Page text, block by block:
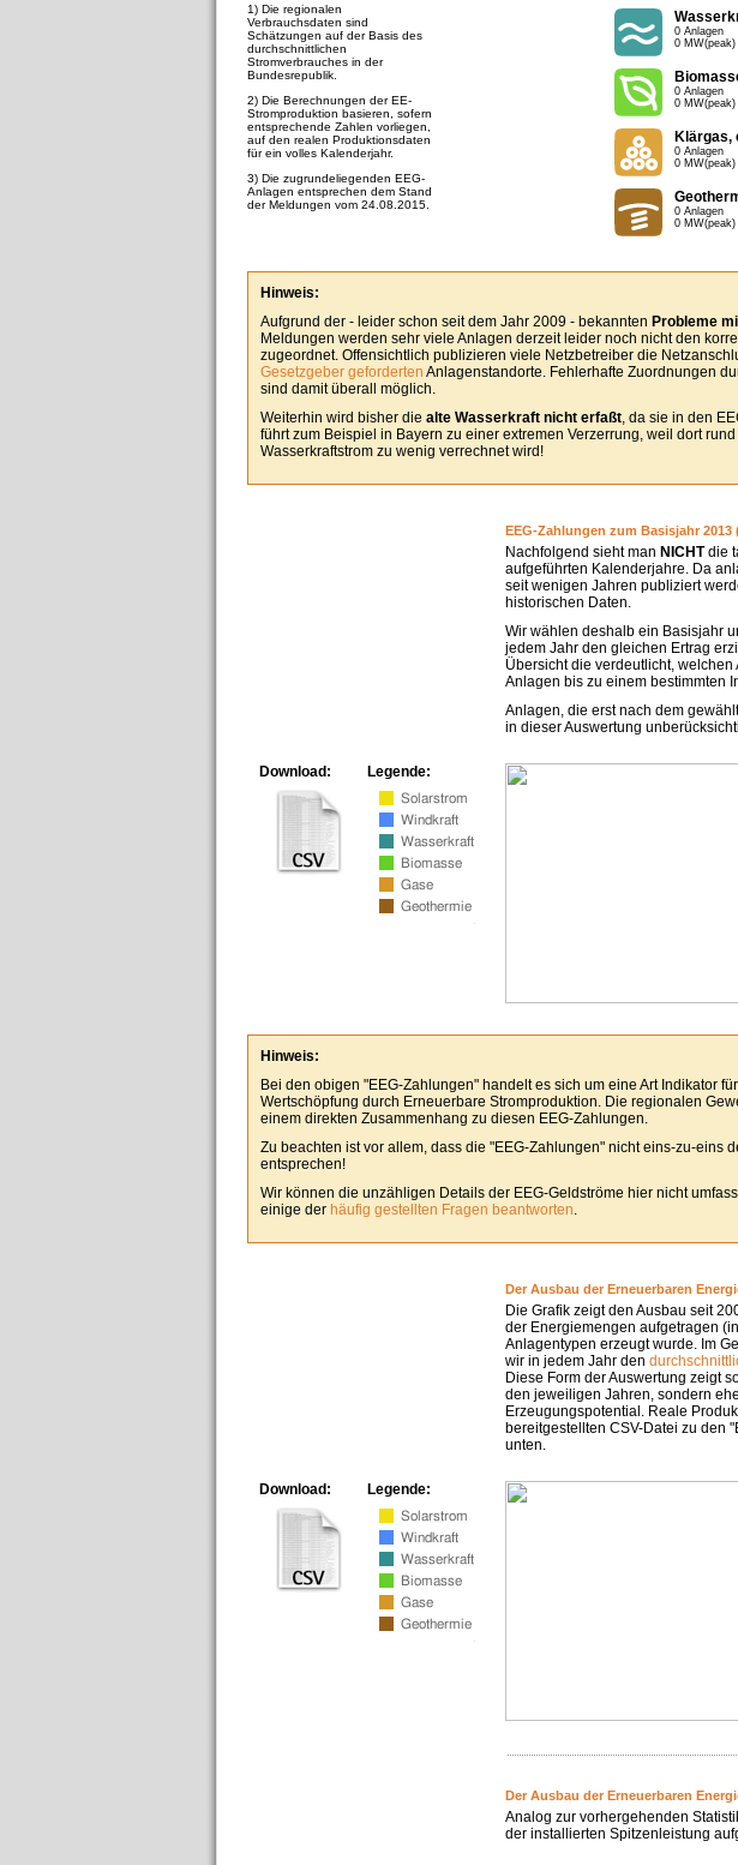
1) Die regionalen
Verbrauchsdaten sind
Schätzungen auf der Basis des
durchschnittlichen
Stromverbrauches in der
Bundesrepublik.
2) Die Berechnungen der EE-
Stromproduktion basieren, sofern
entsprechende Zahlen vorliegen,
auf den realen Produktionsdaten
für ein volles Kalenderjahr.
3) Die zugrundeliegenden EEG-
Anlagen entsprechen dem Stand
der Meldungen vom 24.08.2015.
0 Anlagen
0 MW(peak)
0 Anlagen
0 MW(peak)
Klärgas,
0 Anlagen
0 MW(peak)
0 Anlagen
0 MW(peak)
Hinweis:
Aufgrund der - leider schon seit dem Jahr 2009 - bekannten Probleme
Meldungen werden sehr viele Anlagen derzeit leider noch nicht den
zugeordnet. Offensichtlich publizieren viele Netzbetreiber die
Gesetzgeber geforderten Anlagenstandorte. Fehlerhafte Zuordnungen
sind damit überall möglich.
Weiterhin wird bisher die alte Wasserkraft nicht erfaßt, da sie in den
führt zum Beispiel in Bayern zu einer extremen Verzerrung, weil dort
Wasserkraftstrom zu wenig verrechnet wird!
EEG-Zahlungen zum Basisjahr 2013
Nachfolgend sieht man NICHTdie
aufgeführten Kalenderjahre. Da
seit wenigen Jahren publiziert
historischen Daten.
Wir wählen deshalb ein Basisjahr
jedem Jahr den gleichen Ertrag
Übersicht die verdeutlicht,
Anlagen bis zu einem bestimmten
Anlagen, die erst nach dem
in dieser Auswertung
Legende:
Download:
Hinweis:
Bei den obigen "EEG-Zahlungen" handelt es sich um eine Art Indikator
Wertschöpfung durch Erneuerbare Stromproduktion. Die regionalen
einem direkten Zusammenhang zu diesen EEG-Zahlungen.
Zu beachten ist vor allem, dass die "EEG-Zahlungen" nicht eins-zu-eins
entsprechen!
Wir können die unzähligen Details der EEG-Geldströme hier nicht
einige der häufig gestellten Fragen beantworten.
Der Ausbau der Erneuerbaren
Die Grafik zeigt den Ausbau seit
der Energiemengen aufgetragen
Anlagentypen erzeugt wurde. Im
wir in jedem Jahr den
Diese Form der Auswertung zeigt
den jeweiligen Jahren, sondern
Erzeugungspotential. Reale
bereitgestellten CSV-Datei zu den
unten.
Legende:
Download:
Der Ausbau der Erneuerbaren
Analog zur vorhergehenden
der installierten Spitzenleistung